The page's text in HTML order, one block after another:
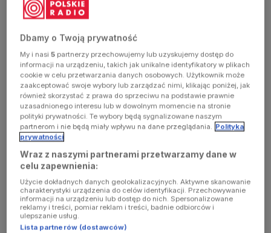
exception
has
occurred
(see the
browser
console for
more
information)
Dbamy o Twoją prywatność
My i nasi5 partnerzy przechowujemy lub uzyskujemy dostęp do
informacji na urządzeniu, takich jak unikalne identyfikatory w plikach
cookie w celu przetwarzania danych osobowych. Użytkownik może
zaakceptować swoje wybory lub zarządzać nimi, klikając poniżej, jak
również skorzystać z prawa do sprzeciwu na podstawie prawnie
uzasadnionego interesu lub w dowolnym momencie na stronie
polityki prywatności. Te wybory będą sygnalizowane naszym
partnerom i nie będą miały wpływu na dane przeglądania. Polityka
prywatności
Wraz z naszymi partnerami przetwarzamy dane w
celu zapewnienia:
Użycie dokładnych danych geolokalizacyjnych. Aktywne skanowanie
charakterystyki urządzenia do celów identyfikacji. Przechowywanie
informacji na urządzeniu lub dostęp do nich. Spersonalizowane
reklamy i treści, pomiar reklam i treści, badnie odbiorców i
ulepszanie usług.
Lista partnerów (dostawców)